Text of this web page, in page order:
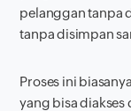
pelanggan tanpa
tanpa disimpan
Proses ini
yang bisa